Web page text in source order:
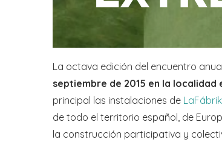
La octava edición del encuentro
septiembre de 2015 en la
principal las instalaciones de
de todo el territorio español, de
la construcción participativa y